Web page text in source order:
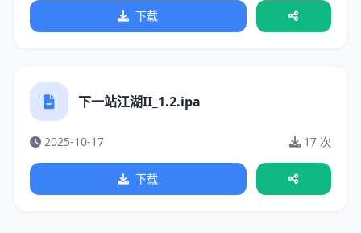
下载
下一站江湖II_1.2.ipa
2025-10-17 17 次
下载